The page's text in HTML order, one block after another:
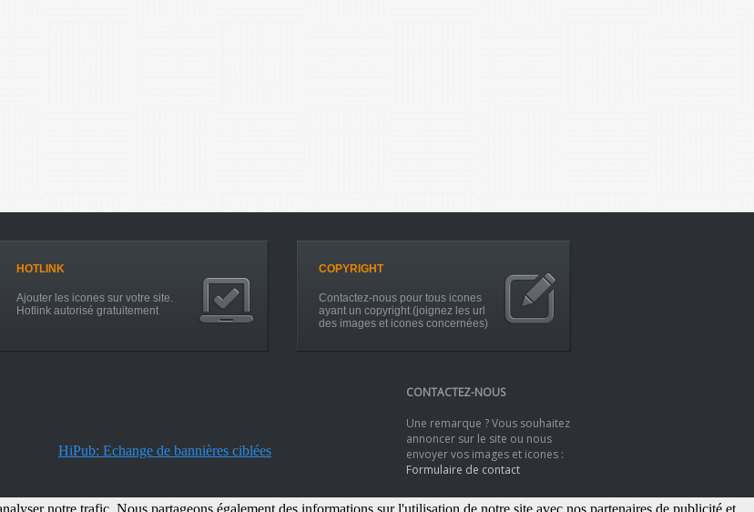
HOTLINK
Ajouter les icones sur votre site.
Hotlink autorisé gratuitement
COPYRIGHT
Contactez-nous pour tous icones
ayant un copyright.(joignez les url
des images et icones concernées)
HiPub: Echange de bannières ciblées
CONTACTEZ-NOUS
Une remarque ? Vous souhaitez
annoncer sur le site ou nous
envoyer vos images et icones :
Formulaire de contact
notre trafic. Nous partageons également des informations sur l'utilisation de notre site avec nos partenaires de publicité et